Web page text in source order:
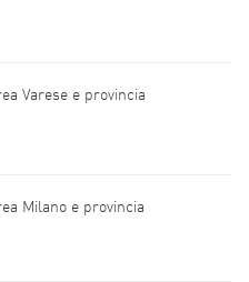
Varese e provincia
Milano e provincia